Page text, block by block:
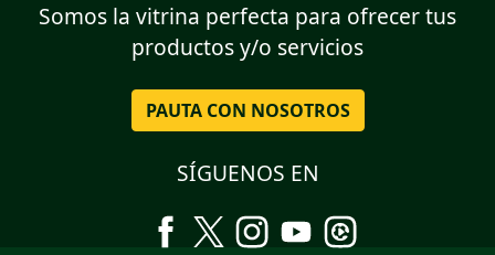
Somos la vitrina perfecta para ofrecer tus
productos y/o servicios
PAUTA CON NOSOTROS
SÍGUENOS EN